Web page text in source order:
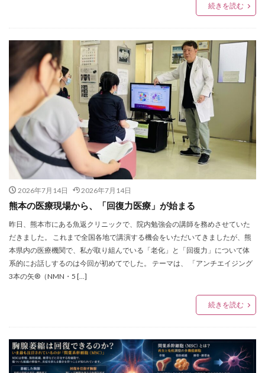
続きを読む
2026年7月14日 2026年7月14日
熊本の医療現場から、「回復力医療」が始まる
昨日、熊本市にある魚返クリニックで、院内勉強会の講師を務めさせていた
だきました。 これまで全国各地で講演する機会をいただいてきましたが、熊
本県内の医療機関で、私が取り組んでいる「老化」と「回復力」について体
系的にお話しするのは今回が初めてでした。 テーマは、 「アンチエイジング
3本の矢®（NMN・5 […]
続きを読む